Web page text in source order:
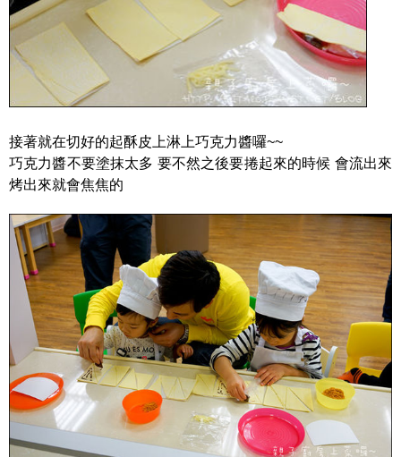
接著就在切好的起酥皮上淋上巧克力醬囉~~
巧克力醬不要塗抹太多 要不然之後要捲起來的時候 會流出來
烤出來就會焦焦的